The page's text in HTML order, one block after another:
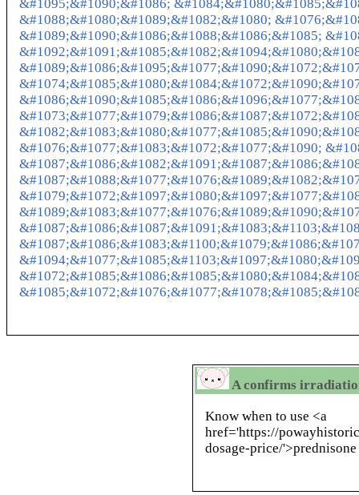
&#1095;&#1090;&#1086;
&#1088;&#1080;&#1089;&#1082;&#1080;
&#1089;&#1090;&#1086;&#1088;&#1086;&#1085;
&#1076;&#1077;&#1083;&#1072;&#1077;&#1090;
A confirms
Know when to use <a
href='https://
dosage-price/